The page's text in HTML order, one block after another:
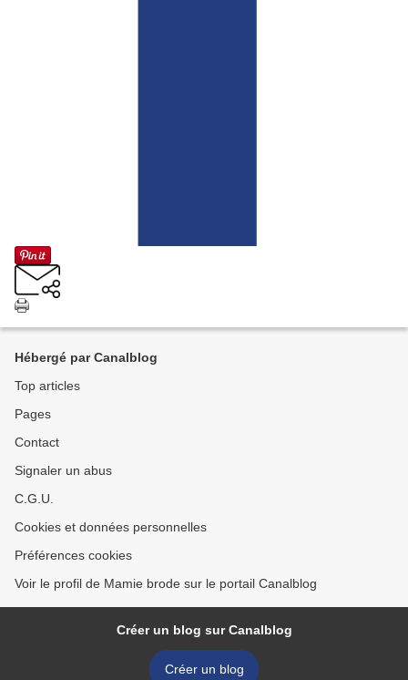
Hébergé par Canalblog
Top articles
Pages
Contact
Signaler un abus
C.G.U.
Cookies et données personnelles
Préférences cookies
Voir le profil de Mamie brode sur le portail Canalblog
Créer un blog sur Canalblog
Créer un blog